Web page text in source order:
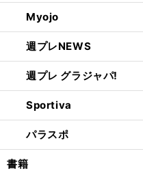
Myojo
週プレNEWS
週プレ グラジャパ!
Sportiva
パラスポ
書籍